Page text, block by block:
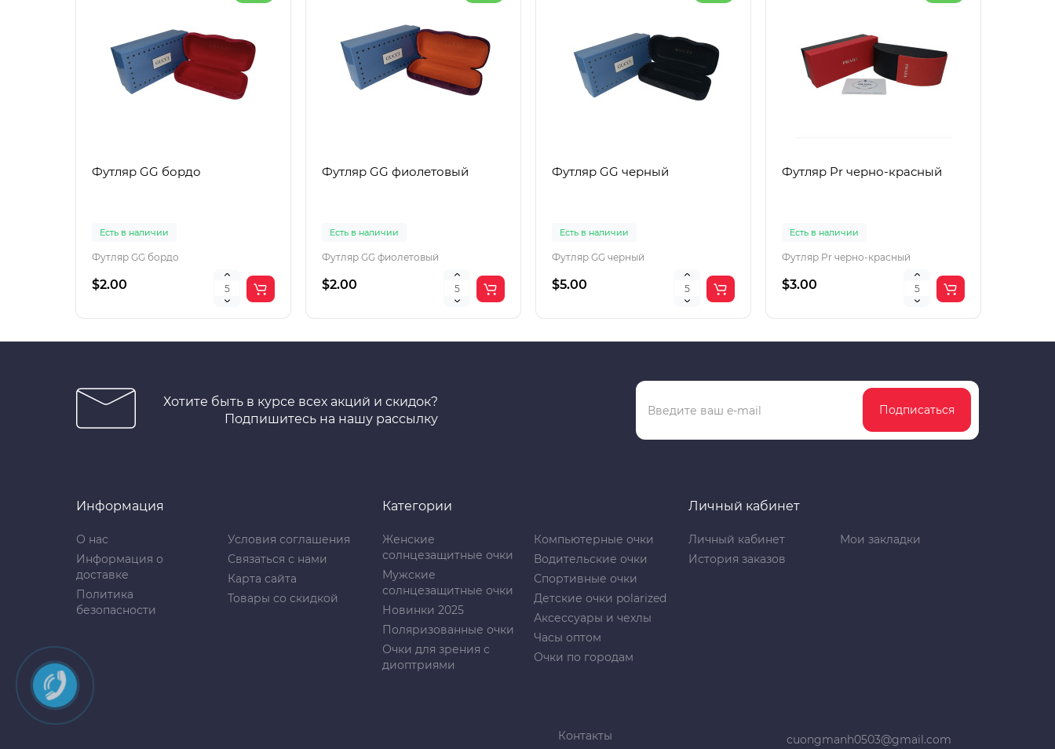
Футляр GG бордо
Есть в наличии
Футляр GG бордо
$2.00
Футляр GG фиолетовый
Есть в наличии
Футляр GG фиолетовый
$2.00
Футляр GG черный
Есть в наличии
Футляр GG черный
$5.00
Футляр Pr черно-красный
Есть в наличии
Футляр Pr черно-красный
$3.00
Хотите быть в курсе всех акций и скидок?
Подпишитесь на нашу рассылку
Подписаться
Информация
О нас
Информация о
доставке
Политика
безопасности
Условия соглашения
Связаться с нами
Карта сайта
Товары со скидкой
Категории
Женские
солнцезащитные очки
Мужские
солнцезащитные очки
Новинки 2025
Поляризованные очки
Очки для зрения с
диоптриями
Компьютерные очки
Водительские очки
Спортивные очки
Детские очки polarized
Аксессуары и чехлы
Часы оптом
Очки по городам
Личный кабинет
Личный кабинет
История заказов
Мои закладки
Контакты cuongmanh0503@gmail.com